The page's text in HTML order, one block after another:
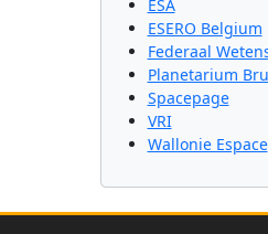
ESA
ESERO Belgium
Federaal
Planetarium
Spacepage
VRI
Wallonie Espace